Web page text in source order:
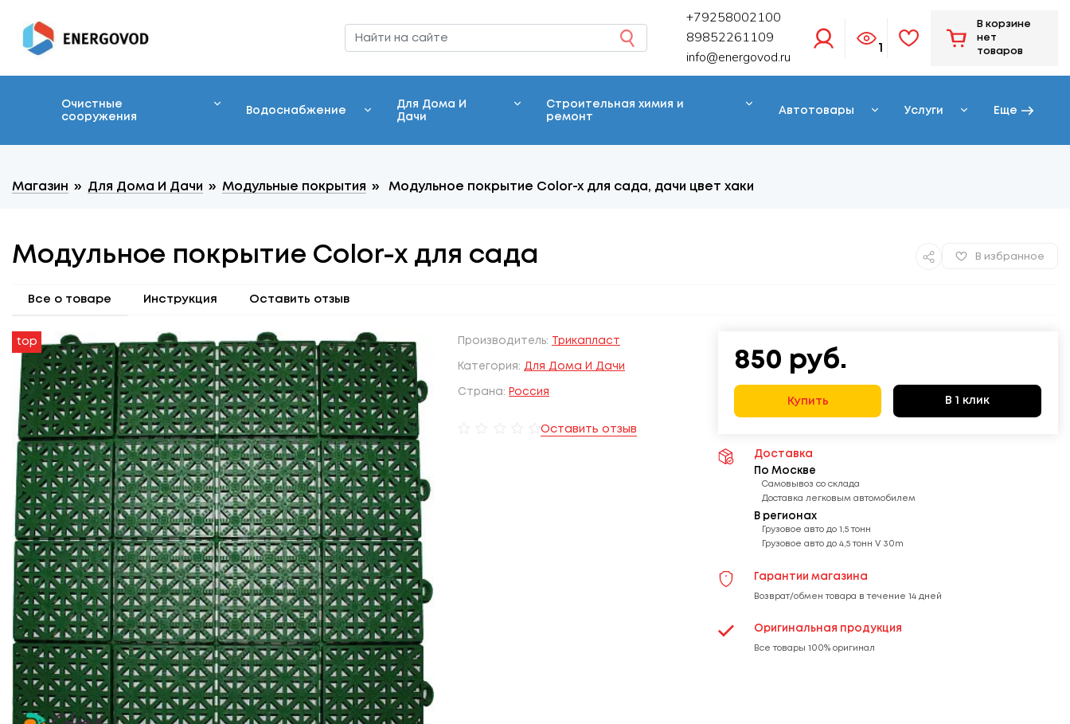
+79258002100
89852261109
info@energovod.ru
1
В корзине
нет
товаров
Очистные
сооружения
Водоснабжение
Для Дома И
Дачи
Строительная химия и
ремонт
Автотовары Услуги Еще
Магазин » Для Дома И Дачи » Модульные покрытия » Модульное покрытие Color-x для сада, дачи цвет хаки
Модульное покрытие Color-x для сада В избранное
Все о товаре Инструкция Оставить отзыв
top Производитель: Трикапласт
Категория: Для Дома И Дачи
Страна: Россия
Оставить отзыв
850 руб.
Купить В 1 клик
Доставка
По Москве
Самовывоз со склада
Доставка легковым автомобилем
В регионах
Грузовое авто до 1,5 тонн
Грузовое авто до 4,5 тонн V 30m
Гарантии магазина
Возврат/обмен товара в течение 14 дней
Оригинальная продукция
Все товары 100% оригинал